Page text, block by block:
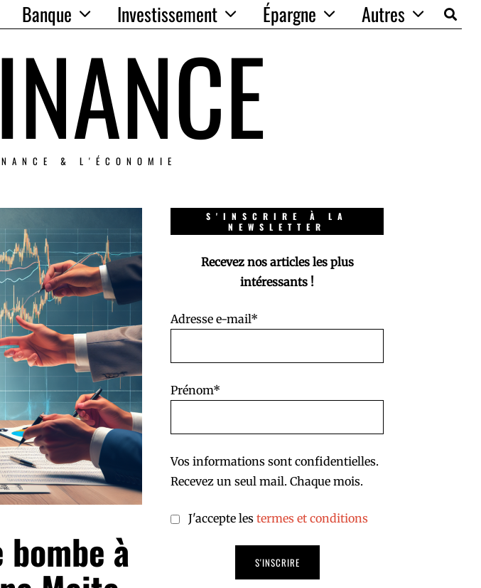
Banque Investissement Épargne Autres
& L'ÉCONOMIE
à
S'INSCRIRE À LA
NEWSLETTER
Recevez nos articles les plus
intéressants !
Adresse e-mail*
Prénom*
Vos informations sont confidentielles.
Recevez un seul mail. Chaque mois.
J'accepte les termes et conditions